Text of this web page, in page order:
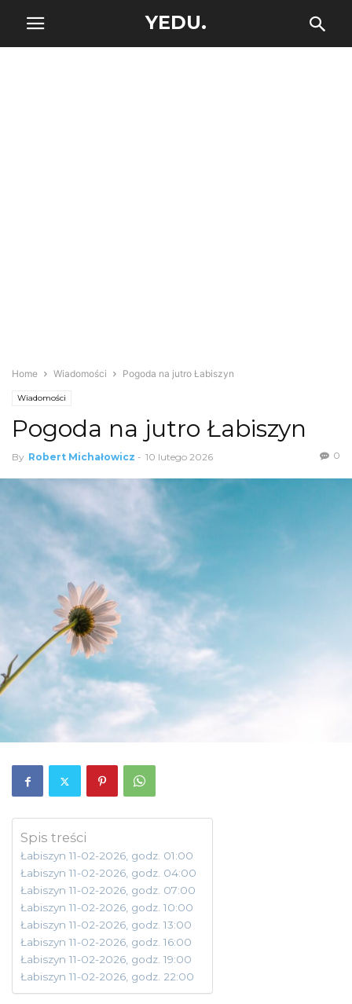
YEDU.
Home Wiadomości Pogoda na jutro Łabiszyn
Wiadomości
Pogoda na jutro Łabiszyn
By Robert Michałowicz - 10 lutego 2026 0
Spis treści
Łabiszyn 11-02-2026, godz. 01:00
Łabiszyn 11-02-2026, godz. 04:00
Łabiszyn 11-02-2026, godz. 07:00
Łabiszyn 11-02-2026, godz. 10:00
Łabiszyn 11-02-2026, godz. 13:00
Łabiszyn 11-02-2026, godz. 16:00
Łabiszyn 11-02-2026, godz. 19:00
Łabiszyn 11-02-2026, godz. 22:00